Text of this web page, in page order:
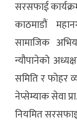
सरसफाई
काठमाडौं
सामाजिक
न्यौपानेको
समिति र फोहर
नेप्सेम्याक सेवा
नियमित